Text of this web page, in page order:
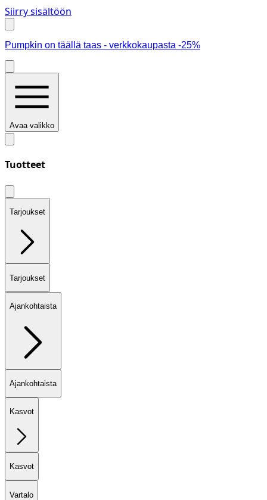
Siirry sisältöön
Pumpkin on täällä taas - verkkokaupasta -25%
Avaa valikko
Tuotteet
Tarjoukset
Tarjoukset
Ajankohtaista
Ajankohtaista
Kasvot
Kasvot
Vartalo